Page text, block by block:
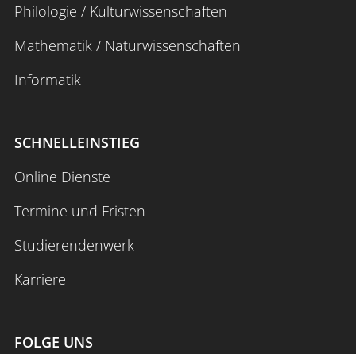
Philologie / Kulturwissenschaften
Mathematik / Naturwissenschaften
Informatik
SCHNELLEINSTIEG
Online Dienste
Termine und Fristen
Studierendenwerk
Karriere
FOLGE UNS